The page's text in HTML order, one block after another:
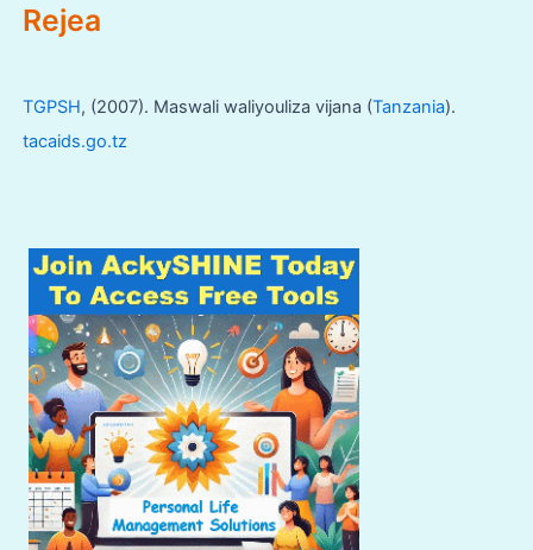
navigation
Rejea
TGPSH, (2007). Maswali waliyouliza vijana (Tanzania).
tacaids.go.tz